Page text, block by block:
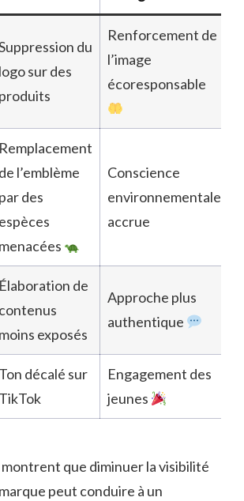
du
logo sur des
produits
Renforcement de
l’image
écoresponsable
Remplacement
de l’emblème
par des
espèces
menacées
Conscience
environnementale
accrue
Élaboration de
contenus
moins exposés
Approche plus
authentique
Ton décalé sur
TikTok
Engagement des
jeunes
que diminuer la visibilité
peut conduire à un